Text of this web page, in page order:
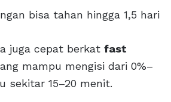
bisa tahan hingga 1,5 hari
juga cepat berkat fast
mampu mengisi dari 0%–
sekitar 15–20 menit.